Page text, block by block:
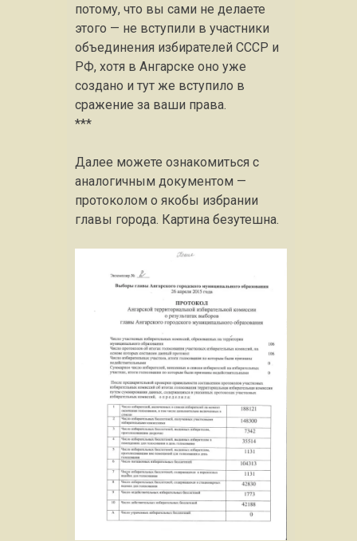
потому, что вы сами не делаете
этого — не вступили в участники
объединения избирателей СССР и
РФ, хотя в Ангарске оно уже
создано и тут же вступило в
сражение за ваши права.
***
Далее можете ознакомиться с
аналогичным документом —
протоколом о якобы избрании
главы города. Картина безутешна.